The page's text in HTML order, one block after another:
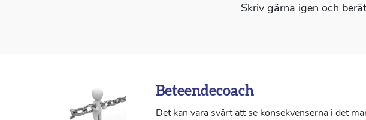
Skriv gärna igen och
Beteendecoach
Det kan vara svårt att se konsekvenserna i det